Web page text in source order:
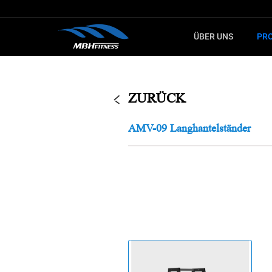
ÜBER UNS
LERNEN SIE
ZURÜCK
AMV-09 Langhantelständer